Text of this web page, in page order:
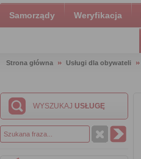
Samorządy Weryfikacja
Strona główna Usługi dla obywateli
WYSZUKAJ USŁUGĘ